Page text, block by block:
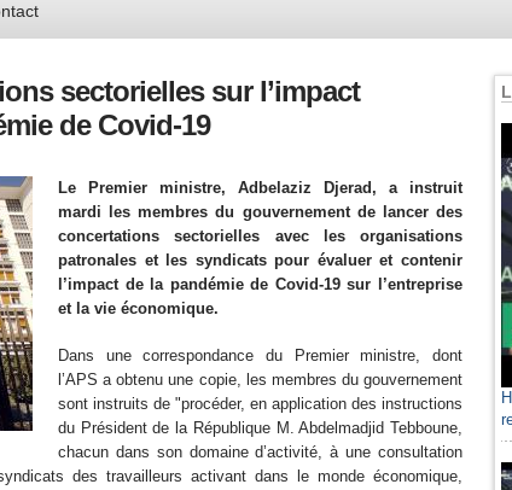
sectorielles sur l’impact
de Covid-19
Le Premier ministre, Adbelaziz Djerad, a instruit
mardi les membres du gouvernement de lancer des
concertations sectorielles avec les organisations
patronales et les syndicats pour évaluer et contenir
l’impact de la pandémie de Covid-19 sur l’entreprise
et la vie économique.
Dans une correspondance du Premier ministre, dont
l’APS a obtenu une copie, les membres du gouvernement
sont instruits de "procéder, en application des instructions
du Président de la République M. Abdelmadjid Tebboune,
chacun dans son domaine d’activité, à une consultation
des travailleurs activant dans le monde économique,